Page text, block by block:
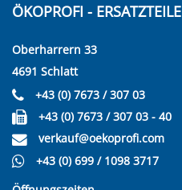
ÖKOPROFI -
Oberharrern 33
4691 Schlatt
+43 (0) 7673 / 307 03
+43 (0) 7673 / 307 03 - 40
verkauf@oekoprofi.com
+43 (0) 699 / 1098 3717